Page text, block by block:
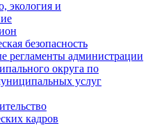
экология и
безопасность
регламенты администрации
округа по
услуг
кадров